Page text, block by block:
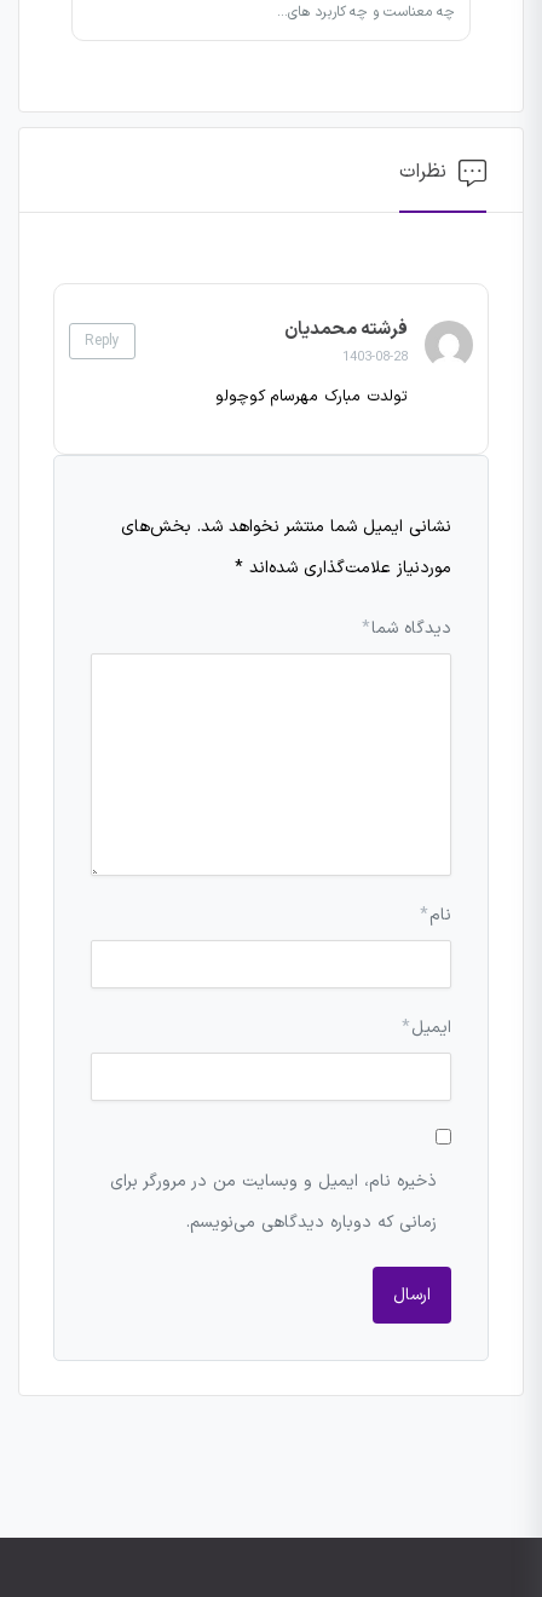
چه معناست و چه کاربرد های…
نظرات
فرشته‌ محمدیان
1403-08-28
Reply
تولدت مبارک مهرسام کوچولو
نشانی ایمیل شما منتشر نخواهد شد. بخش‌های
موردنیاز علامت‌گذاری شده‌اند *
دیدگاه شما*
نام*
ایمیل*
ذخیره نام، ایمیل و وبسایت من در مرورگر برای
زمانی که دوباره دیدگاهی می‌نویسم.